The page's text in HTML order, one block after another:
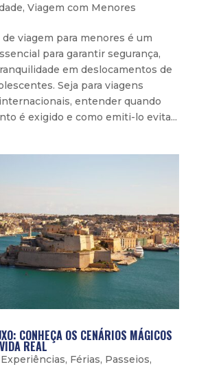
, Viagem com Menores
viagem para menores é um
para garantir segurança,
em deslocamentos de
Seja para viagens
entender quando
é exigido e como emiti-lo evita...
CONHEÇA OS CENÁRIOS MÁGICOS
REAL
Experiências, Férias, Passeios,